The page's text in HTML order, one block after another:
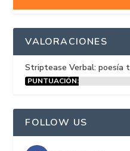
VALORACIONES
Striptease Verbal: poesía
PUNTUACIÓN:
FOLLOW US